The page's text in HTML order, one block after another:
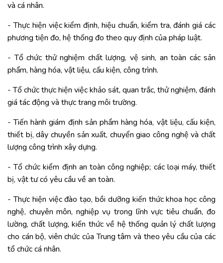
và cá nhân.
- Thực hiện việc kiểm định, hiệu chuẩn, kiểm tra, đánh giá các
phương tiện đo, hệ thống đo theo quy định của pháp luật.
- Tổ chức thử nghiệm chất lượng, vệ sinh, an toàn các sản
phẩm, hàng hóa, vật liệu, cấu kiện, công trình.
- Tổ chức thực hiện việc khảo sát, quan trắc, thử nghiệm, đánh
giá tác động và thực trang môi trường.
- Tiến hành giám định sản phẩm hàng hóa, vật liệu, cấu kiện,
thiết bị, dây chuyền sản xuất, chuyển giao công nghệ và chất
lượng công trình xây dựng.
- Tổ chức kiểm định an toàn công nghiệp; các loại máy, thiết
bị, vật tư có yêu cầu về an toàn.
- Thực hiện việc đào tạo, bồi dưỡng kiến thức khoa học công
nghệ, chuyên môn, nghiệp vụ trong lĩnh vực tiêu chuẩn, đo
lường, chất lượng, kiến thức về hệ thống quản lý chất lượng
cho cán bộ, viên chức của Trung tâm và theo yêu cầu của các
tổ chức cá nhân.